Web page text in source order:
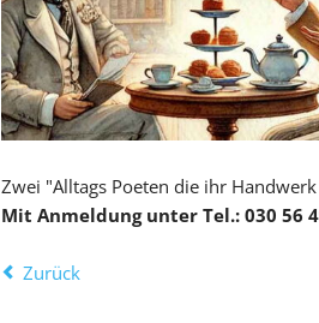
Zwei "Alltags Poeten die ihr
Mit Anmeldung unter Tel.: 030 56
Zurück